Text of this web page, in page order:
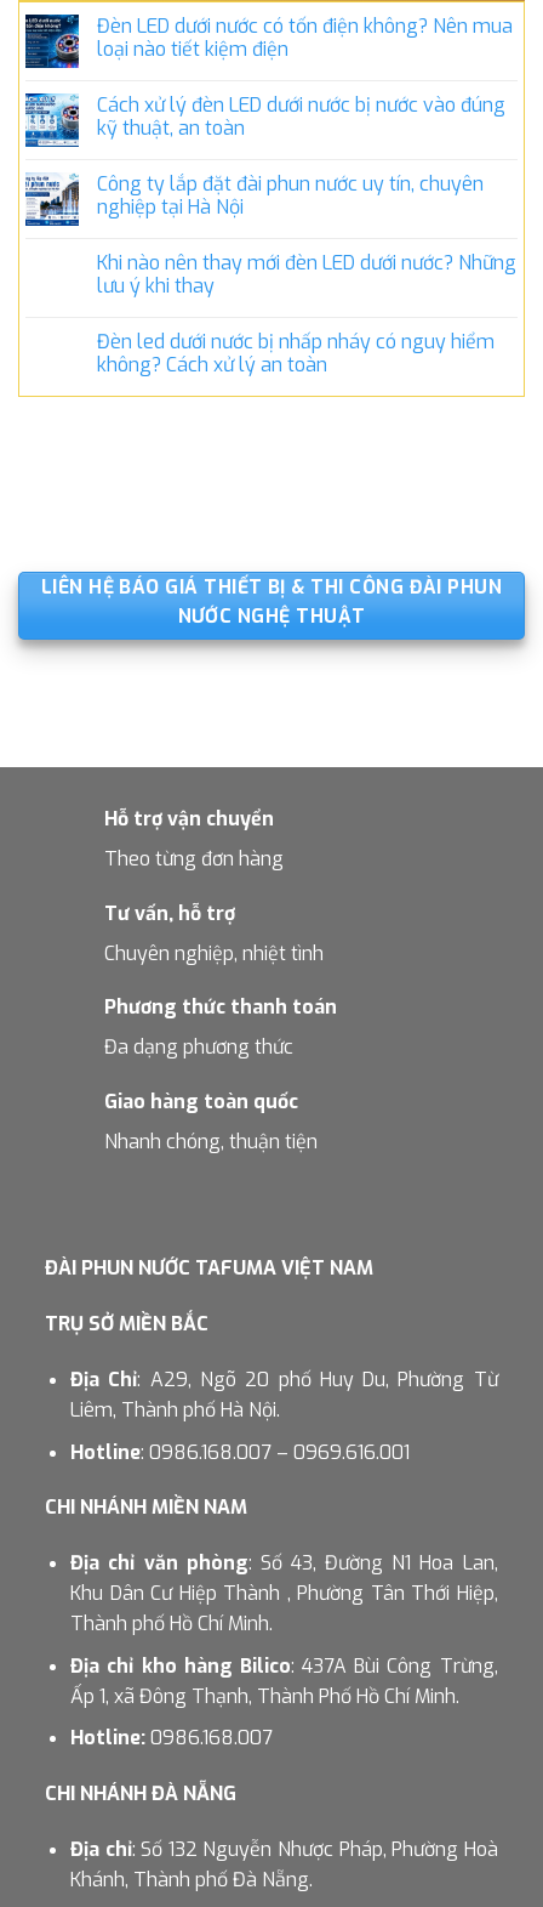
Đèn LED dưới nước có tốn điện không? Nên mua
loại nào tiết kiệm điện
Cách xử lý đèn LED dưới nước bị nước vào đúng
kỹ thuật, an toàn
Công ty lắp đặt đài phun nước uy tín, chuyên
nghiệp tại Hà Nội
Khi nào nên thay mới đèn LED dưới nước? Những
lưu ý khi thay
Đèn led dưới nước bị nhấp nháy có nguy hiểm
không? Cách xử lý an toàn
LIÊN HỆ BÁO GIÁ THIẾT BỊ & THI CÔNG ĐÀI PHUN
NƯỚC NGHỆ THUẬT
Hỗ trợ vận chuyển
Theo từng đơn hàng
Tư vấn, hỗ trợ
Chuyên nghiệp, nhiệt tình
Phương thức thanh toán
Đa dạng phương thức
Giao hàng toàn quốc
Nhanh chóng, thuận tiện
ĐÀI PHUN NƯỚC TAFUMA VIỆT NAM
TRỤ SỞ MIỀN BẮC
Địa Chỉ: A29, Ngõ 20 phố Huy Du, Phường Từ
Liêm, Thành phố Hà Nội.
Hotline: 0986.168.007 – 0969.616.001
CHI NHÁNH MIỀN NAM
Địa chỉ văn phòng: Số 43, Đường N1 Hoa Lan,
Khu Dân Cư Hiệp Thành , Phường Tân Thới Hiệp,
Thành phố Hồ Chí Minh.
Địa chỉ kho hàng Bilico: 437A Bùi Công Trừng,
Ấp 1, xã Đông Thạnh, Thành Phố Hồ Chí Minh.
Hotline:0986.168.007
CHI NHÁNH ĐÀ NẴNG
Địa chỉ: Số 132 Nguyễn Nhược Pháp, Phường Hoà
Khánh, Thành phố Đà Nẵng.